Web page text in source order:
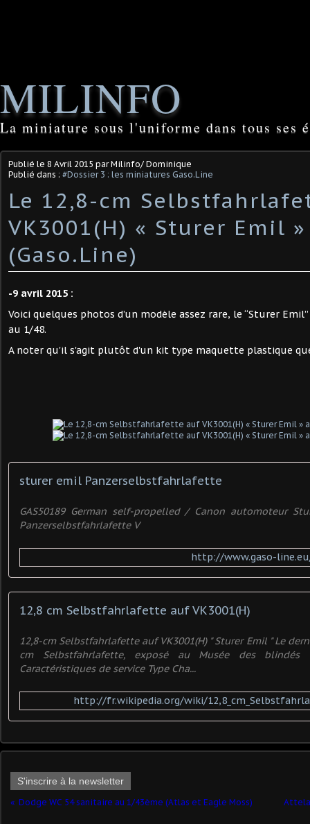
MILINFO
La miniature sous l'uniforme dans tous ses
Publié le 8 Avril 2015 par Milinfo/ Dominique
Publié dans : #Dossier 3 : les miniatures Gaso.Line
Le 12,8-cm
VK3001(H) « Sturer Emil
(Gaso.Line)
-9 avril 2015 :
Voici quelques photos d’un modèle assez rare, le “Sturer
au 1/48.
A noter qu'il s'agit plutôt d'un kit type maquette plastique
sturer emil Panzerselbstfahrlafette
GAS50189 German self-propelled / Canon automoteur
Panzerselbstfahrlafette V
http://www.gaso-
12,8 cm Selbstfahrlafette auf VK3001(H)
12,8-cm Selbstfahrlafette auf VK3001(H) " Sturer Emil " Le
cm Selbstfahrlafette, exposé au Musée des blindés
Caractéristiques de service Type Cha...
http://fr.wikipedia.org/wiki/
S'inscrire à la newsletter
Dodge WC 54 sanitaire au 1/43ème (Atlas et Eagle Moss)